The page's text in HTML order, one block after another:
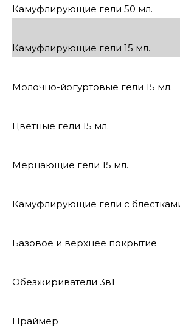
Камуфлирующие гели 50 мл.
Камуфлирующие гели 15 мл.
Молочно-йогуртовые гели 15 мл.
Цветные гели 15 мл.
Мерцающие гели 15 мл.
Камуфлирующие гели с
Базовое и верхнее покрытие
Обезжириватели 3в1
Праймер